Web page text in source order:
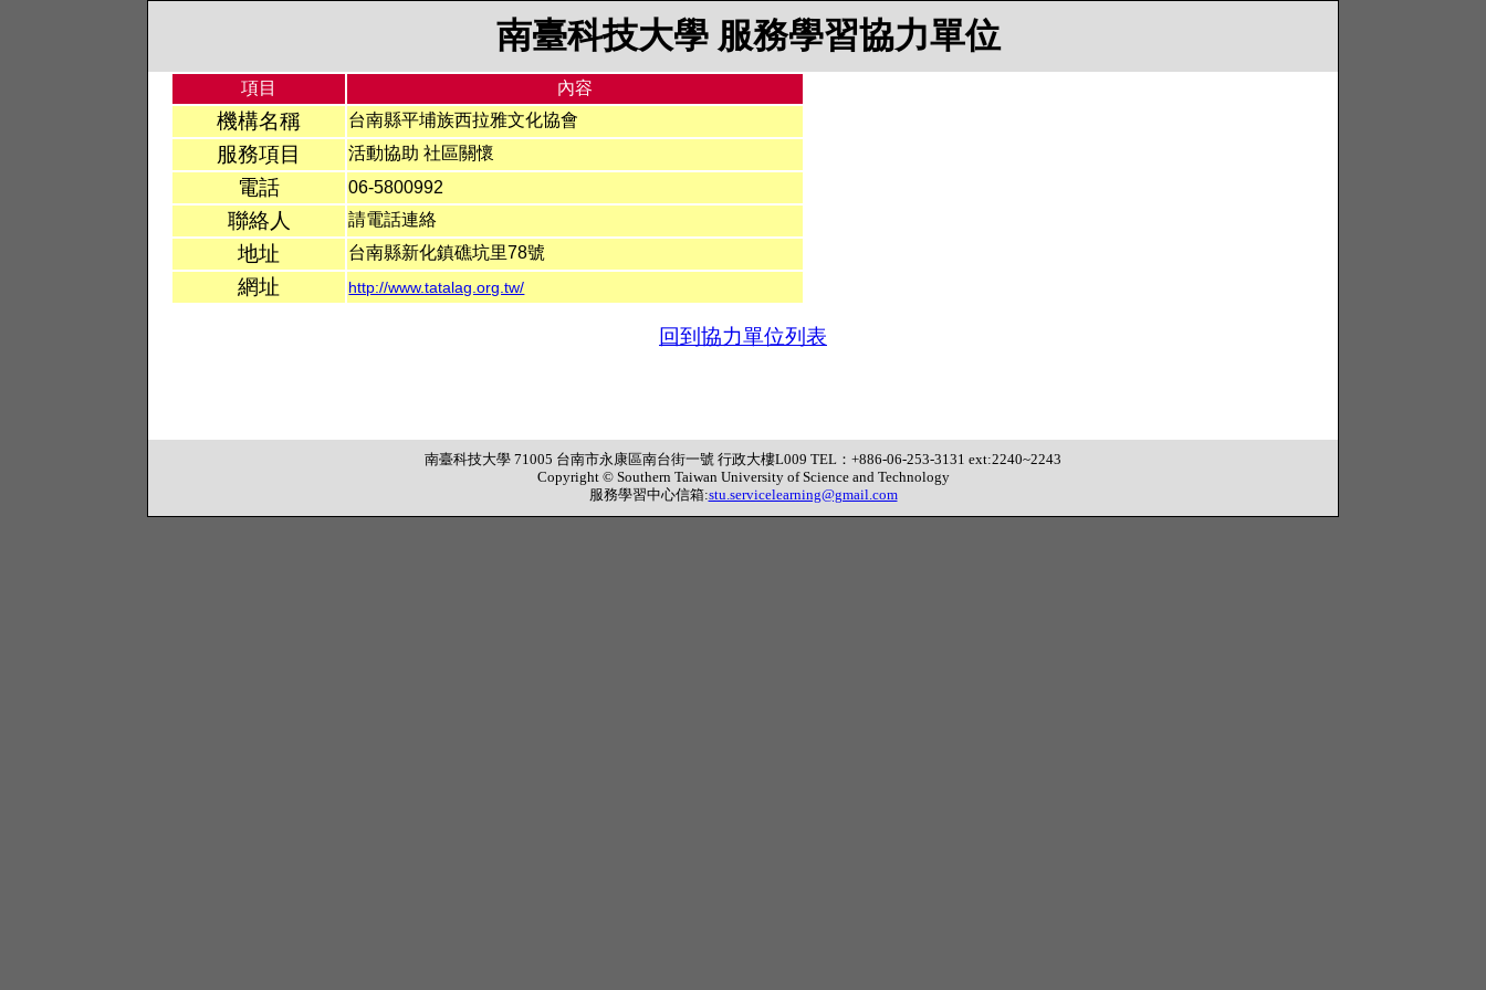
南臺科技大學 服務學習協力單位
項目 內容
機構名稱 台南縣平埔族西拉雅文化協會
服務項目 活動協助 社區關懷
電話 06-5800992
聯絡人 請電話連絡
地址 台南縣新化鎮礁坑里78號
網址 http://www.tatalag.org.tw/
回到協力單位列表
南臺科技大學 71005 台南市永康區南台街一號 行政大樓L009 TEL：+886-06-253-3131 ext:2240~2243
Copyright © Southern Taiwan University of Science and Technology
服務學習中心信箱:stu.servicelearning@gmail.com